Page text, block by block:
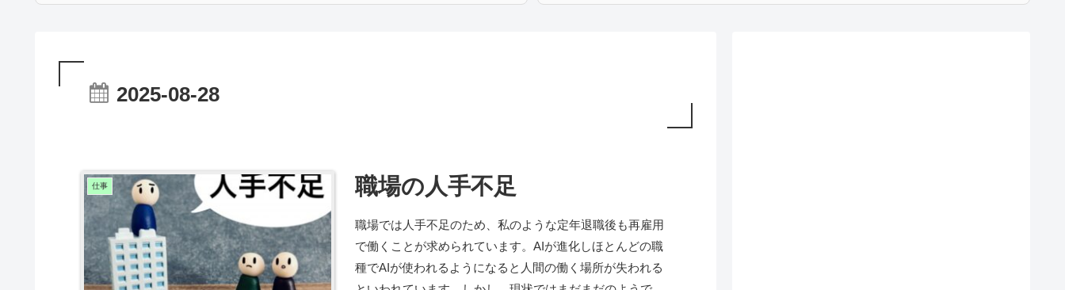
2025-08-28
仕事 職場の人手不足
職場では人手不足のため、私のような定年退職後も再雇用
で働くことが求められています。AIが進化しほとんどの職
種でAIが使われるようになると人間の働く場所が失われる